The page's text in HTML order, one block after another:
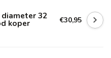
32
koper €30,95